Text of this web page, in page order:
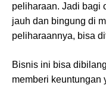
peliharaan. Jadi bagi
jauh dan bingung di
peliharaannya, bisa
Bisnis ini bisa
memberi keuntungan